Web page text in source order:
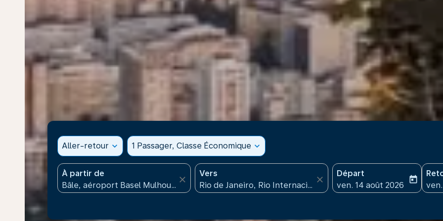
Aller-retour expand_more 1 Passager, Classe Économique expand_more
À partir de
close
Vers
close
Départ
fc-booking-departure-
ven. 14 août 2026
today
fc-